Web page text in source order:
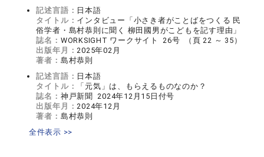
記述言語： 日本語
タイトル： インタビュー「小さき者がことばをつくる 民
俗学者・島村恭則に聞く 柳田國男がこどもを記す理由」
誌名： WORKSIGHT ワークサイト 26号 （頁 22 ～ 35）
出版年月：2025年02月
著者： 島村恭則
記述言語： 日本語
タイトル：
「元気」は、もらえるものなのか？
誌名： 神戸新聞 2024年12月15日付号
出版年月：2024年12月
著者： 島村恭則
全件表示 >>